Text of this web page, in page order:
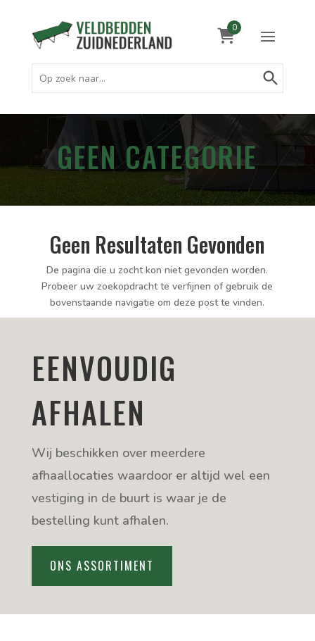
Zoek
naar:
Zoekknop
0
GEEN CATEGORIE
Geen Resultaten Gevonden
De pagina die u zocht kon niet gevonden worden.
Probeer uw zoekopdracht te verfijnen of gebruik de
bovenstaande navigatie om deze post te vinden.
EENVOUDIG
AFHALEN
Wij beschikken over meerdere
afhaallocaties waardoor er altijd wel een
vestiging in de buurt is waar je de
bestelling kunt afhalen.
ONS ASSORTIMENT